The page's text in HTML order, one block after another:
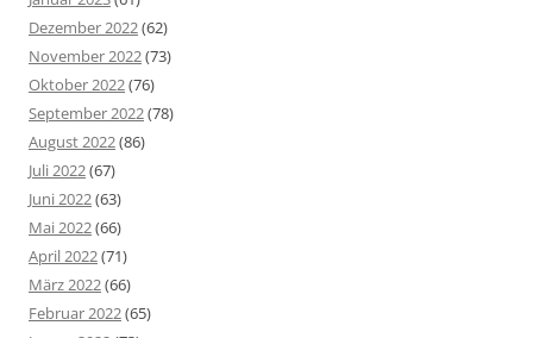
Dezember 2022(62)
November 2022(73)
Oktober 2022(76)
September 2022(78)
August 2022(86)
Juli 2022(67)
Juni 2022(63)
Mai 2022(66)
April 2022(71)
März 2022(66)
Februar 2022(65)